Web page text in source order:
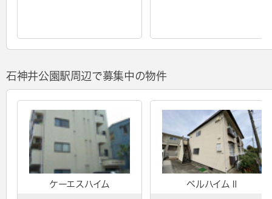
石神井公園駅周辺で募集中の物件
ケーエスハイム ベルハイムⅡ